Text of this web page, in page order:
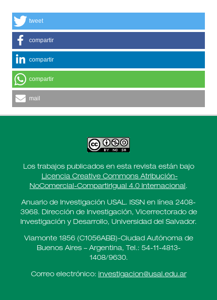
tweet
compartir
compartir
compartir
mail
Los trabajos publicados en esta revista están bajo
Licencia Creative Commons Atribución-
NoComercial-CompartirIgual 4.0 Internacional .
Anuario de Investigación USAL. ISSN en línea 2408-
3968. Dirección de Investigación, Vicerrectorado de
Investigación y Desarrollo, Universidad del Salvador.
Viamonte 1856 (C1056ABB)-Ciudad Autónoma de
Buenos Aires – Argentina, Tel.: 54-11-4813-
1408/9630.
Correo electrónico: investigacion@usal.edu.ar